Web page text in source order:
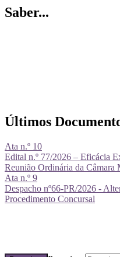
Saber...
Últimos
Ata n.º 10
Edital n.º 77/2026 – Eficácia
Reunião Ordinária da
Ata n.º 9
Despacho nº66-PR/2026 -
Procedimento Concursal